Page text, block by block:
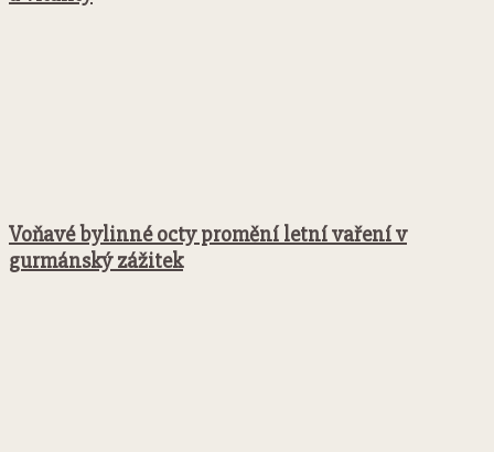
Voňavé bylinné octy promění letní vaření v
gurmánský zážitek